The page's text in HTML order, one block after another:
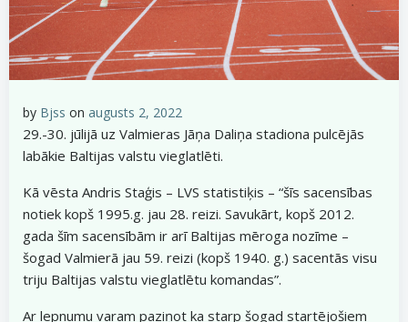
by Bjss on augusts 2, 2022
29.-30. jūlijā uz Valmieras Jāņa Daliņa stadiona pulcējās
labākie Baltijas valstu vieglatlēti.
Kā vēsta Andris Staģis – LVS statistiķis – “šīs sacensības
notiek kopš 1995.g. jau 28. reizi. Savukārt, kopš 2012.
gada šīm sacensībām ir arī Baltijas mēroga nozīme –
šogad Valmierā jau 59. reizi (kopš 1940. g.) sacentās visu
triju Baltijas valstu vieglatlētu komandas”.
Ar lepnumu varam paziņot ka starp šogad startējošiem